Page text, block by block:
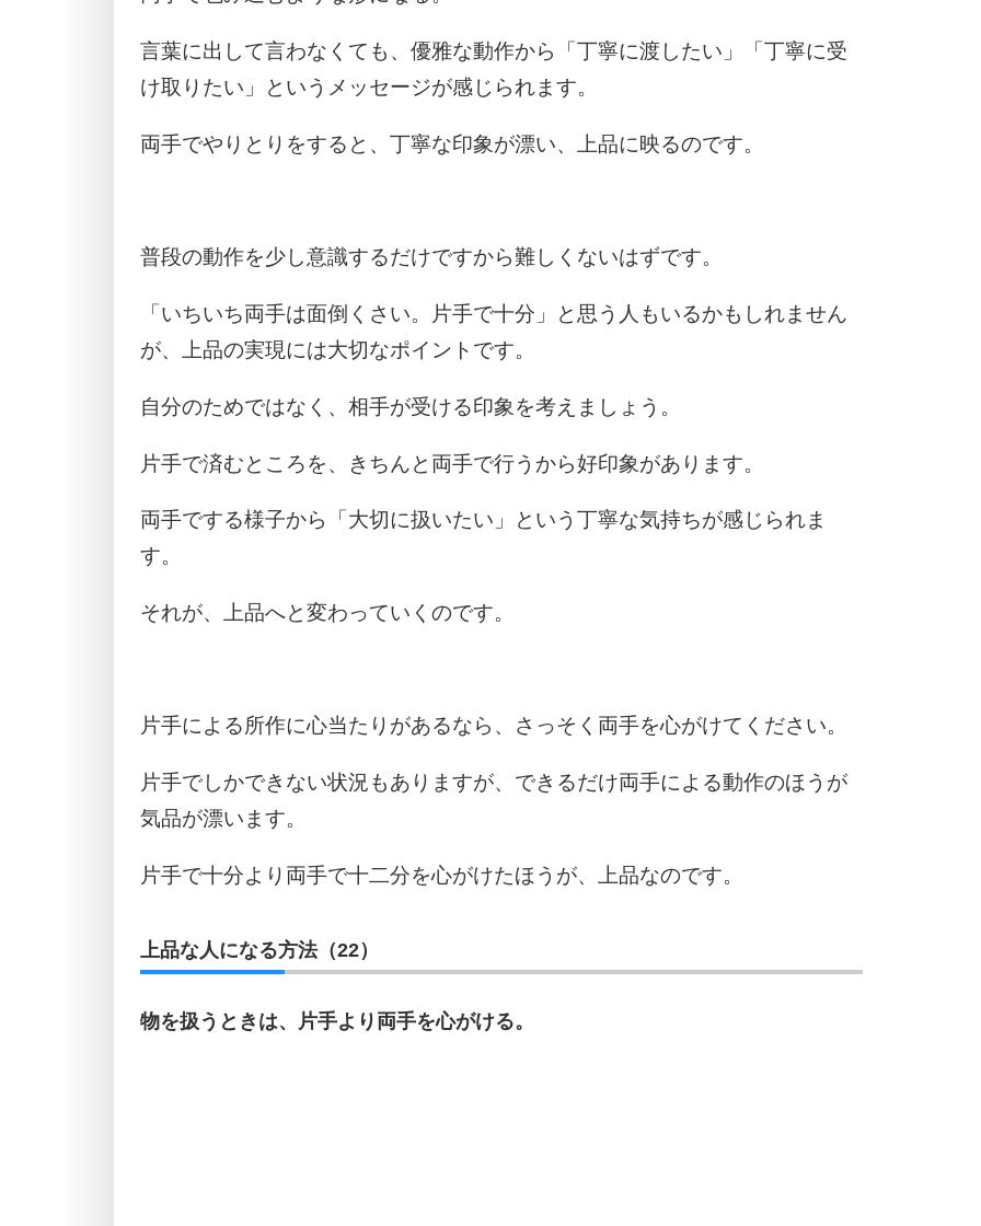
言葉に出して言わなくても、優雅な動作から「丁寧に渡したい」「丁寧に受
け取りたい」というメッセージが感じられます。
両手でやりとりをすると、丁寧な印象が漂い、上品に映るのです。
普段の動作を少し意識するだけですから難しくないはずです。
「いちいち両手は面倒くさい。片手で十分」と思う人もいるかもしれません
が、上品の実現には大切なポイントです。
自分のためではなく、相手が受ける印象を考えましょう。
片手で済むところを、きちんと両手で行うから好印象があります。
両手でする様子から「大切に扱いたい」という丁寧な気持ちが感じられま
す。
それが、上品へと変わっていくのです。
片手による所作に心当たりがあるなら、さっそく両手を心がけてください。
片手でしかできない状況もありますが、できるだけ両手による動作のほうが
気品が漂います。
片手で十分より両手で十二分を心がけたほうが、上品なのです。
上品な人になる方法（22）
物を扱うときは、片手より両手を心がける。